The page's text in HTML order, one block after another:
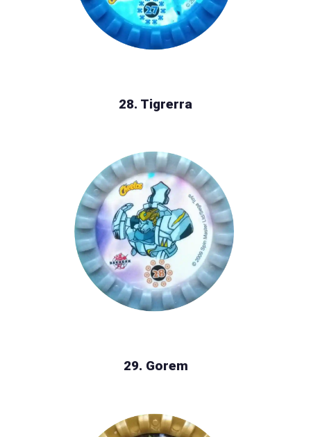
28. Tigrerra
29. Gorem